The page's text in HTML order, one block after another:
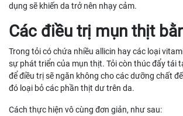
dụng sẽ khiến da trở nên nhạy cảm.
Các điều trị mụn thịt
Trong tỏi có chứa nhiều allicin hay các loại
sự phát triển của mụn thịt. Tỏi còn thúc đẩy tái
để điều trị sẽ ngăn không cho các dưỡng chất
đó loại bỏ các phần thịt dư trên da.
Cách thực hiện vô cùng đơn giản, như sau: